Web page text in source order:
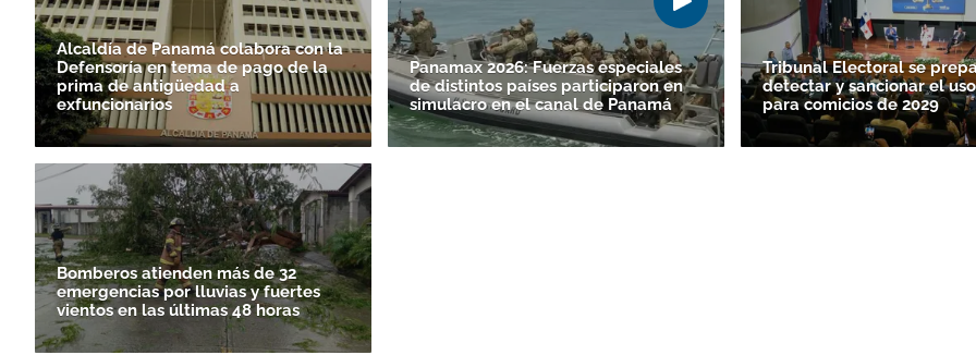
Alcaldía de Panamá colabora con la
Defensoría en tema de pago de la
prima de antigüedad a
exfuncionarios
Panamax 2026: Fuerzas especiales
de distintos países participaron en
simulacro en el canal de Panamá
Tribunal Electoral se
detectar y sancionar el
para comicios de 2029
Bomberos atienden más de 32
emergencias por lluvias y fuertes
vientos en las últimas 48 horas